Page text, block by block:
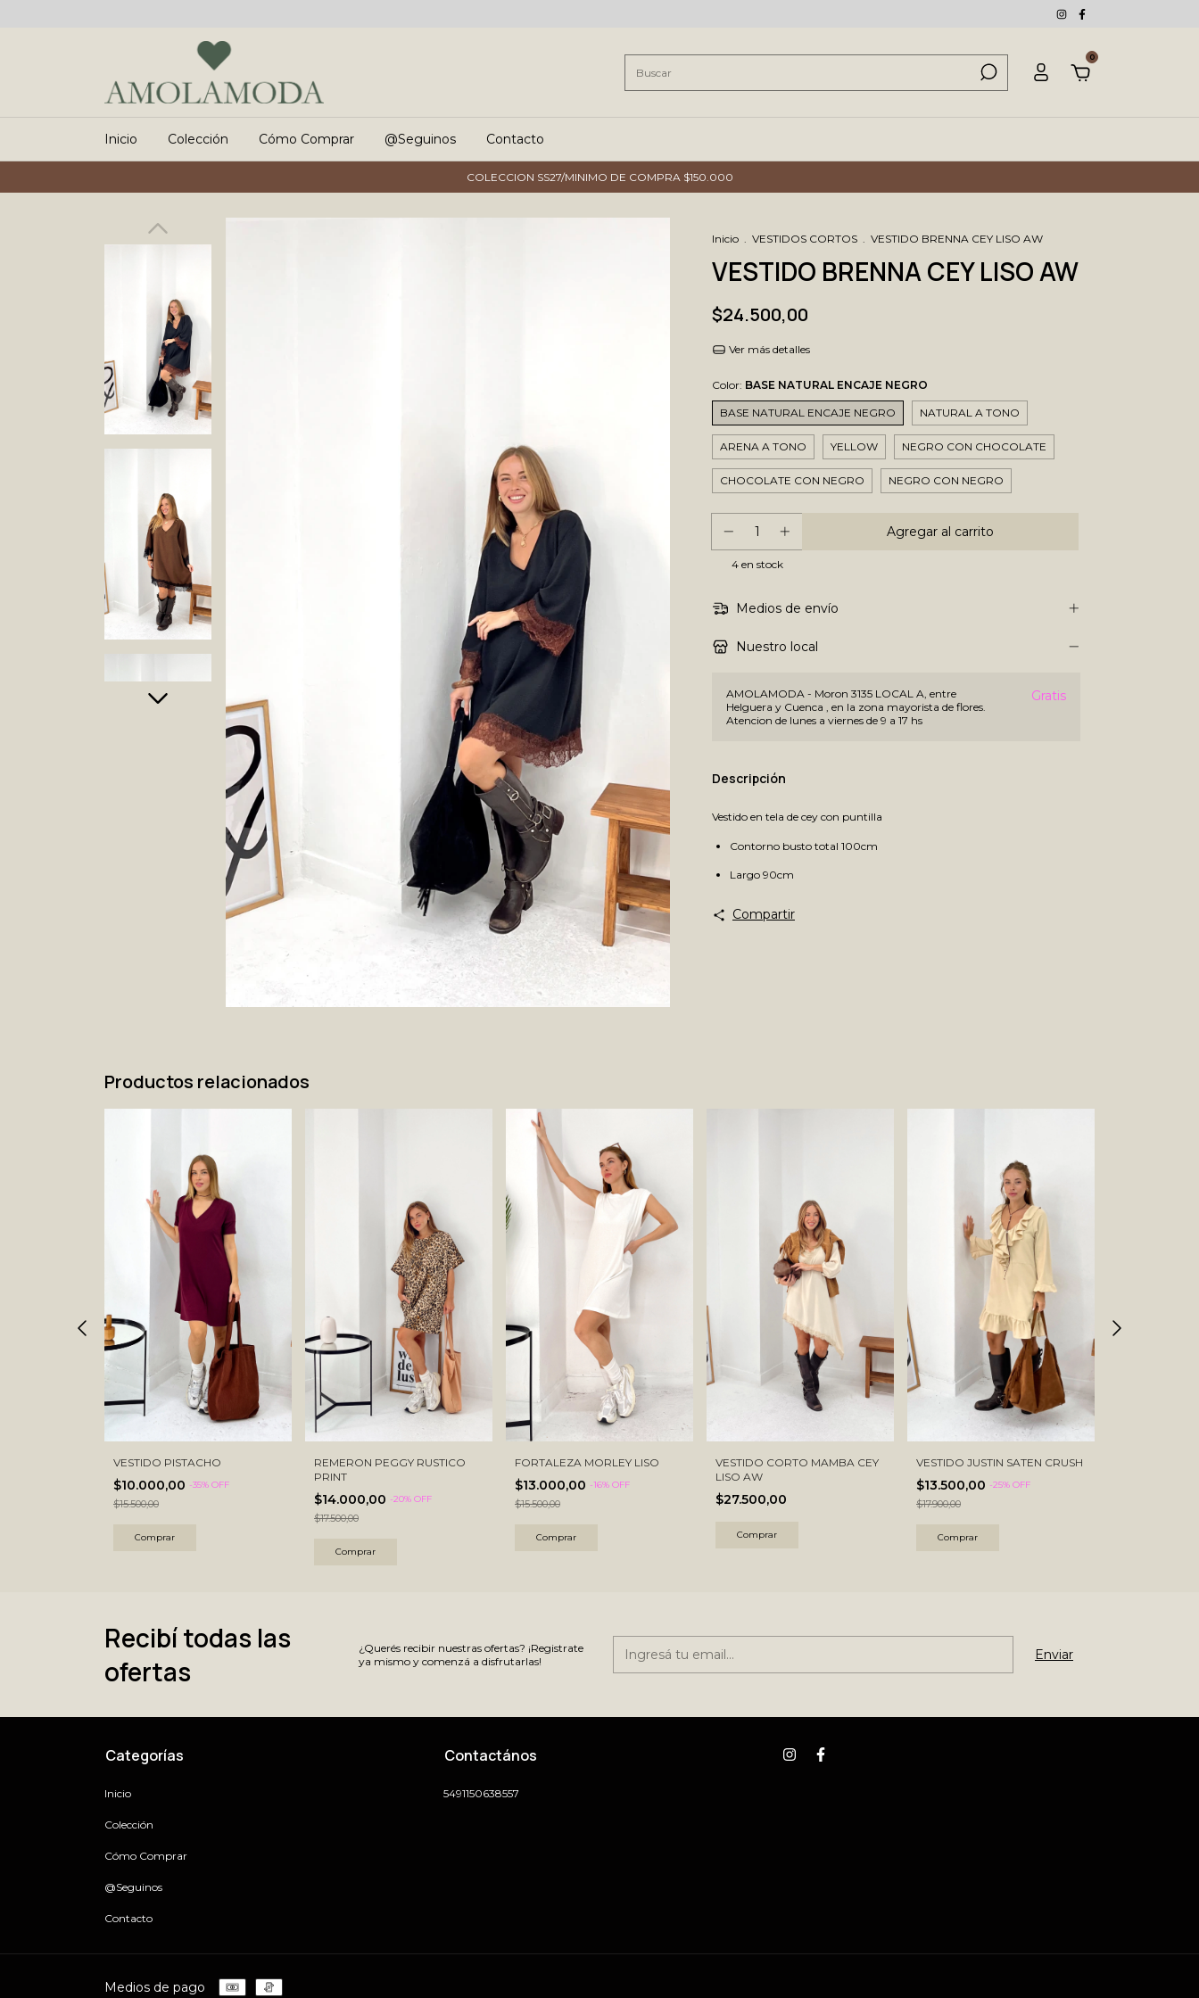
0
Inicio Colección Cómo Comprar @Seguinos Contacto
COLECCION SS27/MINIMO DE COMPRA $150.000
Inicio . VESTIDOS CORTOS . VESTIDO BRENNA CEY LISO AW
VESTIDO BRENNA CEY LISO AW
$24.500,00
Ver más detalles
Color: BASE NATURAL ENCAJE NEGRO
BASE NATURAL ENCAJE NEGRO NATURAL A TONO
ARENA A TONO YELLOW NEGRO CON CHOCOLATE
CHOCOLATE CON NEGRO NEGRO CON NEGRO
4en stock
Medios de envío
Nuestro local
AMOLAMODA - Moron 3135 LOCAL A, entre
Helguera y Cuenca , en la zona mayorista de flores.
Atencion de lunes a viernes de 9 a 17 hs
Gratis
Descripción
Vestido en tela de cey con puntilla
Contorno busto total 100cm
Largo 90cm
Compartir
Productos relacionados
VESTIDO PISTACHO
$10.000,00 -35% OFF
$15.500,00
Comprar
REMERON PEGGY RUSTICO
PRINT
$14.000,00 -20% OFF
$17.500,00
Comprar
FORTALEZA MORLEY LISO
$13.000,00 -16% OFF
$15.500,00
Comprar
VESTIDO CORTO MAMBA CEY
LISO AW
$27.500,00
Comprar
VESTIDO JUSTIN SATEN CRUSH
$13.500,00 -25% OFF
$17.900,00
Comprar
Recibí todas las
ofertas
¿Querés recibir nuestras ofertas? ¡Registrate
ya mismo y comenzá a disfrutarlas!
Categorías
Inicio
Colección
Cómo Comprar
@Seguinos
Contacto
Contactános
5491150638557
Medios de pago